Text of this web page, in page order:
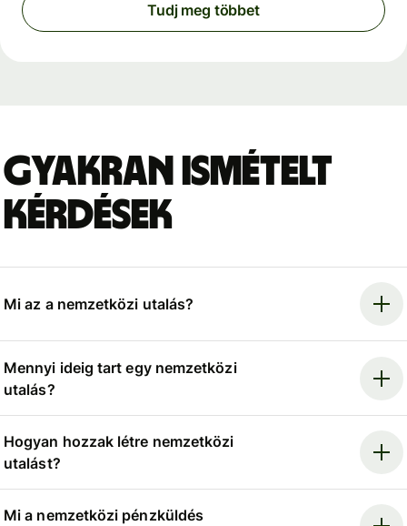
Tudj meg többet
Gyakran ismételt
kérdések
Mi az a nemzetközi utalás?
Mennyi ideig tart egy nemzetközi
utalás?
Hogyan hozzak létre nemzetközi
utalást?
Mi a nemzetközi pénzküldés